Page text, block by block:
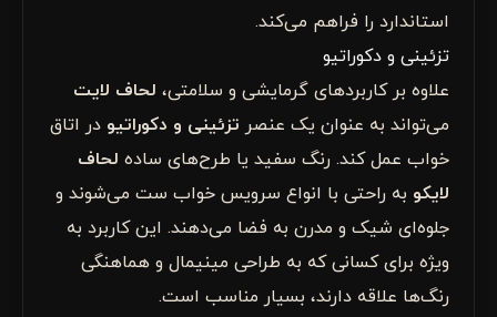
استاندارد را فراهم می‌کند.
تزئینی و دکوراتیو
علاوه بر کاربردهای گرمایشی و سلامتی، لحاف لایت
می‌تواند به عنوان یک عنصر تزئینی و دکوراتیو در اتاق
خواب عمل کند. رنگ سفید یا طرح‌های ساده لحاف
لایکو به راحتی با انواع سرویس خواب ست می‌شوند و
جلوه‌ای شیک و مدرن به فضا می‌دهند. این کاربرد به
ویژه برای کسانی که به طراحی مینیمال و هماهنگی
رنگ‌ها علاقه دارند، بسیار مناسب است.